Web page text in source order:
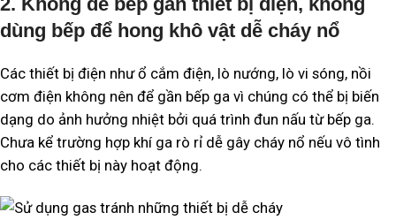
dùng bếp để hong khô vật dễ cháy nổ
Các thiết bị điện như ổ cắm điện, lò nướng, lò vi sóng, nồi
cơm điện không nên để gần bếp ga vì chúng có thể bị biến
dạng do ảnh hưởng nhiệt bởi quá trình đun nấu từ bếp ga.
Chưa kể trường hợp khí ga rò rỉ dễ gây cháy nổ nếu vô tình
cho các thiết bị này hoạt động.